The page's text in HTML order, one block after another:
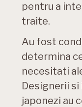
pentru a
traite.
Au fost
determina
necesitati
Designerii
japonezi au